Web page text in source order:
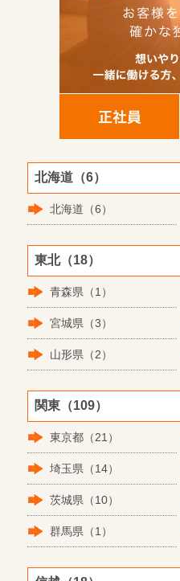
北海道（6）
北海道（6）
東北（18）
青森県（1）
宮城県（3）
山形県（2）
関東（109）
東京都（21）
埼玉県（14）
茨城県（10）
群馬県（1）